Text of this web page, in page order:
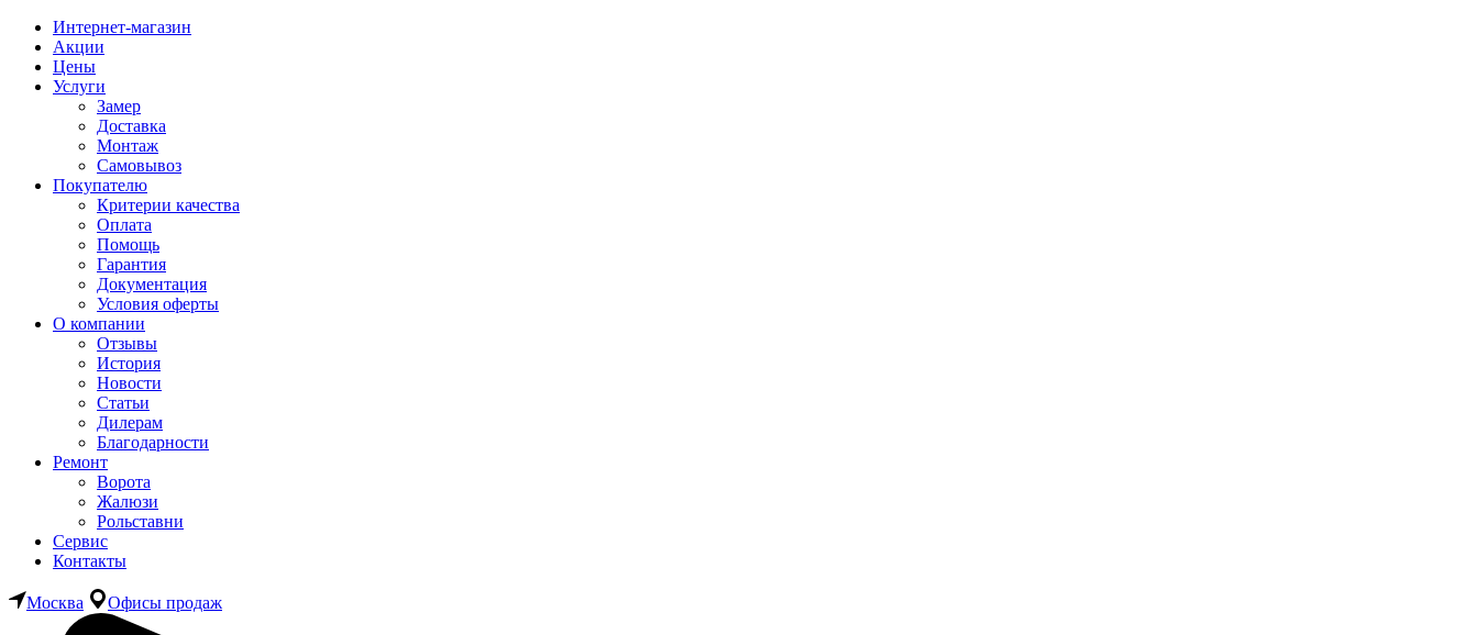
Интернет-магазин
Акции
Цены
Услуги
Замер
Доставка
Монтаж
Самовывоз
Покупателю
Критерии качества
Оплата
Помощь
Гарантия
Документация
Условия оферты
О компании
Отзывы
История
Новости
Статьи
Дилерам
Благодарности
Ремонт
Ворота
Жалюзи
Рольставни
Сервис
Контакты
Москва Офисы продаж